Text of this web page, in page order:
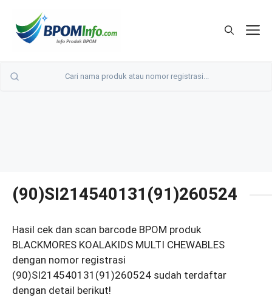
(90)SI214540131(91)260524
Hasil cek dan scan barcode BPOM produk
BLACKMORES KOALAKIDS MULTI CHEWABLES
dengan nomor registrasi
(90)SI214540131(91)260524 sudah terdaftar
dengan detail berikut!